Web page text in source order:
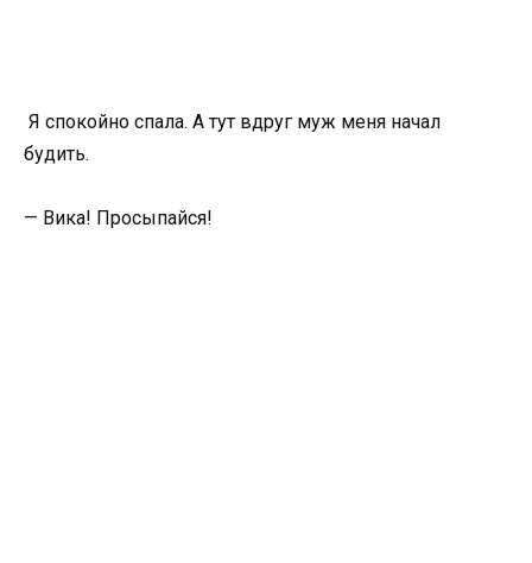
Я спокойно спала. А тут вдруг муж меня начал
будить.
— Вика! Просыпайся!